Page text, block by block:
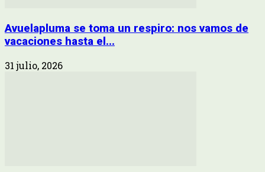
Avuelapluma se toma un respiro: nos vamos de
vacaciones hasta el...
31 julio, 2026